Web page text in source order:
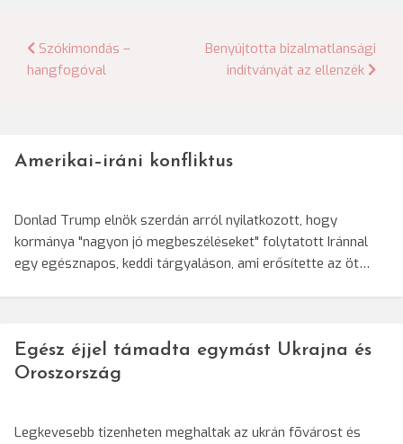
Bejegyzés
navigáció
Szókimondás –
hangfogóval
Benyújtotta bizalmatlansági
indítványát az ellenzék
Amerikai–iráni konfliktus
Donlad Trump elnök szerdán arról nyilatkozott, hogy
kormánya "nagyon jó megbeszéléseket" folytatott Iránnal
egy egésznapos, keddi tárgyaláson, ami erősítette az öt…
Egész éjjel támadta egymást Ukrajna és
Oroszország
Legkevesebb tizenheten meghaltak az ukrán fõvárost és